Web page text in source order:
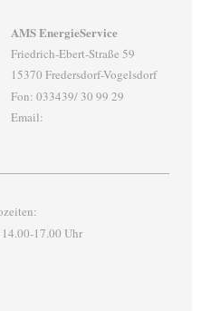
AMS EnergieService
Friedrich-Ebert-Straße 59
15370 Fredersdorf-Vogelsdorf
Fon: 033439/ 30 99 29
Email:
17.00 Uhr